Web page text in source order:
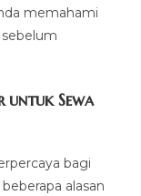
memahami
untuk Sewa
bagi
alasan